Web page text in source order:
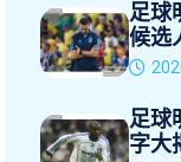
足球
候选
足球
字大